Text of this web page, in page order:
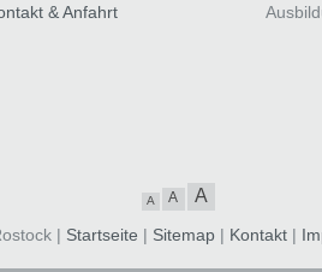
& Anfahrt
A A A
| Startseite | Sitemap | Kontakt |